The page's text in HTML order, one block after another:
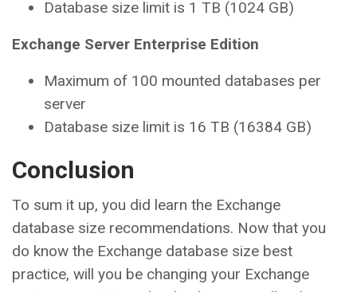
Database size limit is 1 TB (1024 GB)
Exchange Server Enterprise Edition
Maximum of 100 mounted databases per
server
Database size limit is 16 TB (16384 GB)
Conclusion
To sum it up, you did learn the Exchange
database size recommendations. Now that you
do know the Exchange database size best
practice, will you be changing your Exchange